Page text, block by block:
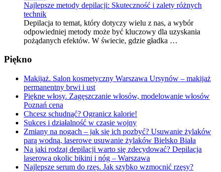
Najlepsze metody depilacji: Skuteczność i zalety różnych
technik
Depilacja to temat, który dotyczy wielu z nas, a wybór
odpowiedniej metody może być kluczowy dla uzyskania
pożądanych efektów. W świecie, gdzie gładka …
Piękno
Makijaż. Salon kosmetyczny Warszawa Ursynów – makijaż
permanentny brwi i ust
Piękne włosy. Zagęszczanie włosów, modelowanie włosów
Poznań cena
Chcesz schudnąć? Ogranicz kalorie!
Sukces i działalność w czasie wojny
Zmiany na nogach – jak się ich pozbyć? Usuwanie żylaków
parą wodną, laserowe usuwanie żylaków Bielsko Biała
Na jaki rodzaj depilacji warto się zdecydować? Depilacja
laserowa okolic bikini i nóg – Warszawa
Najlepsze serum do rzęs. Jak szybko wzmocnić rzęsy?